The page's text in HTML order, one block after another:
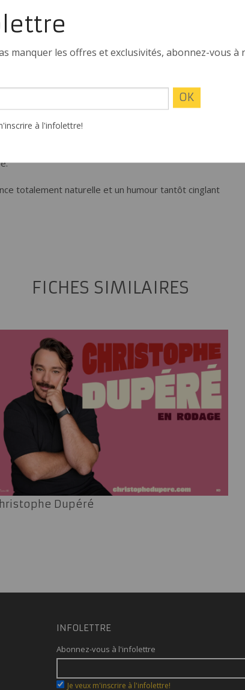
bourse d’excellence, P-O Forget est un véritable
rire.
les soirées d’humour et les comedy clubs, où il
up
Pepper, ainsi qu’avec la captation de son premier
totalement naturelle et un humour tantôt cinglant
FICHES SIMILAIRES
Dupéré
INFOLETTRE
Abonnez-vous à l'infolettre
Je veux m'inscrire à l'infolettre!
manquer les offres et exclusivités, abonnez-vous à
à l'infolettre!